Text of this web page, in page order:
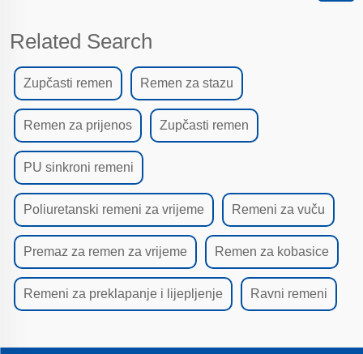
Related Search
Zupčasti remen Remen za stazu
Remen za prijenos Zupčasti remen
PU sinkroni remeni
Poliuretanski remeni za vrijeme Remeni za vuču
Premaz za remen za vrijeme Remen za kobasice
Remeni za preklapanje i lijepljenje Ravni remeni